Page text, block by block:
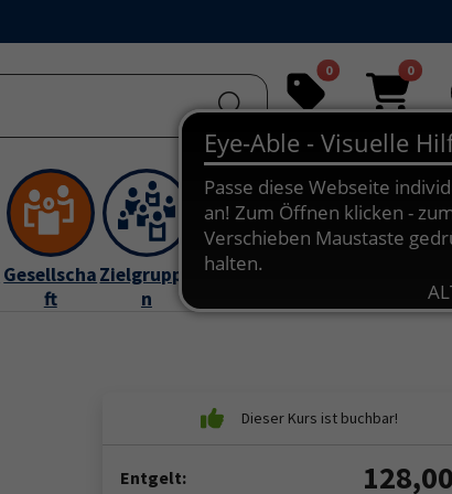
0 0
Gesellscha
ft
Zielgruppe
n
Entgelt: 128,00